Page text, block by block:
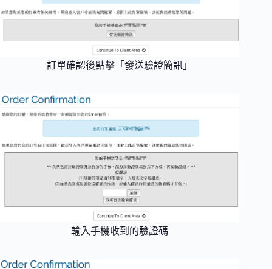
訂單確認後點擊「發送驗證簡訊」
輸入手機收到的驗證碼